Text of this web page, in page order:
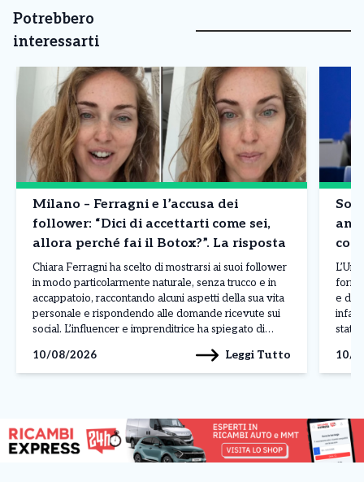
Potrebbero
interessarti
Milano – Ferragni e l’accusa dei
follower: “Dici di accettarti come sei,
allora perché fai il Botox?”. La risposta
Chiara Ferragni ha scelto di mostrarsi ai suoi follower
in modo particolarmente naturale, senza trucco e in
accappatoio, raccontando alcuni aspetti della sua vita
personale e rispondendo alle domande ricevute sui
social. L’influencer e imprenditrice ha spiegato di
al Pandoro Gate e ha parlato anche del […]
10/08/2026 Leggi Tutto
e dei
10/